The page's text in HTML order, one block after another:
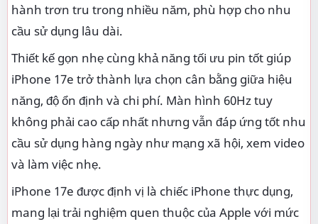
hành trơn tru trong nhiều năm, phù hợp cho nhu
cầu sử dụng lâu dài.
Thiết kế gọn nhẹ cùng khả năng tối ưu pin tốt giúp
iPhone 17e trở thành lựa chọn cân bằng giữa hiệu
năng, độ ổn định và chi phí. Màn hình 60Hz tuy
không phải cao cấp nhất nhưng vẫn đáp ứng tốt nhu
cầu sử dụng hàng ngày như mạng xã hội, xem video
và làm việc nhẹ.
iPhone 17e được định vị là chiếc iPhone thực dụng,
mang lại trải nghiệm quen thuộc của Apple với mức